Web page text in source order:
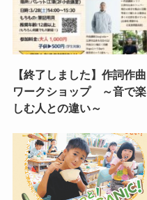
【終了しました】作詞作曲
ワークショップ ～音で楽
しむ人との違い～